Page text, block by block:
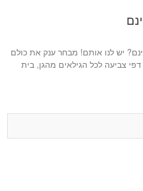
יש לנו אותם! מבחר ענק את כולם
צביעה לכל הגילאים מהגן, בית